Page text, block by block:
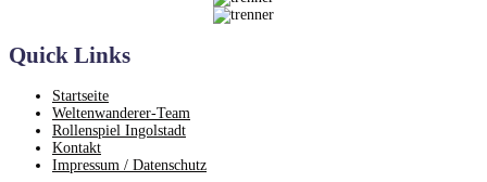
Quick Links
Startseite
Weltenwanderer-Team
Rollenspiel Ingolstadt
Kontakt
Impressum / Datenschutz